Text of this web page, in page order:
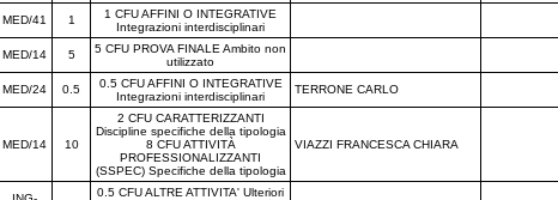
MED/41 1
1 CFU AFFINI O INTEGRATIVE
Integrazioni interdisciplinari
MED/14 5
5 CFU PROVA FINALE Ambito non
utilizzato
MED/24 0.5
0.5 CFU AFFINI O INTEGRATIVE
Integrazioni interdisciplinari
TERRONE CARLO
MED/14 10
2 CFU CARATTERIZZANTI
Discipline specifiche della tipologia
8 CFU ATTIVITÀ
PROFESSIONALIZZANTI
(SSPEC) Specifiche della tipologia
VIAZZI FRANCESCA CHIARA
0.5 CFU ALTRE ATTIVITA' Ulteriori